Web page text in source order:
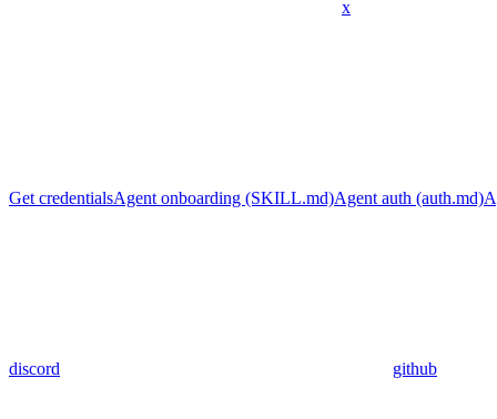
x
Get credentialsAgent onboarding (SKILL.md)Agent auth (auth.md)
discord github